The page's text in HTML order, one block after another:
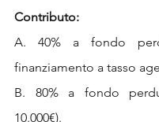
Contributo:
A. 40% a fondo
finanziamento a tasso
B. 80% a fondo
10.000€).